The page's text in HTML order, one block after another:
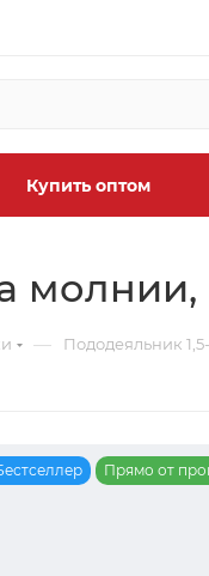
Купить оптом
— Пододеяльник
Прямо от